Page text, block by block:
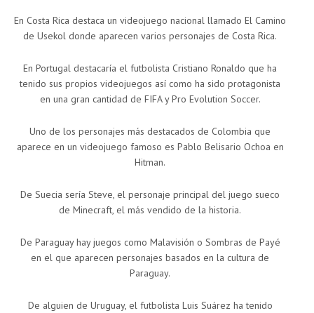
En Costa Rica destaca un videojuego nacional llamado El Camino
de Usekol donde aparecen varios personajes de Costa Rica.
En Portugal destacaría el futbolista Cristiano Ronaldo que ha
tenido sus propios videojuegos así como ha sido protagonista
en una gran cantidad de FIFA y Pro Evolution Soccer.
Uno de los personajes más destacados de Colombia que
aparece en un videojuego famoso es Pablo Belisario Ochoa en
Hitman.
De Suecia sería Steve, el personaje principal del juego sueco
de Minecraft, el más vendido de la historia.
De Paraguay hay juegos como Malavisión o Sombras de Payé
en el que aparecen personajes basados en la cultura de
Paraguay.
De alguien de Uruguay, el futbolista Luis Suárez ha tenido